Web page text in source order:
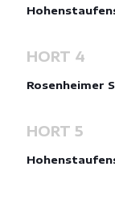
HORT 4
Rosenheimer
HORT 5